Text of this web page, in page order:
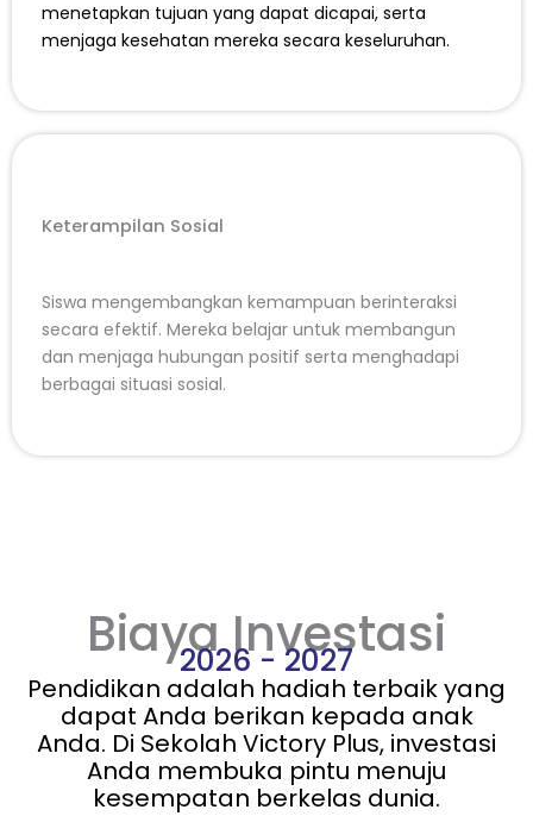
menetapkan tujuan yang dapat dicapai, serta
menjaga kesehatan mereka secara keseluruhan.
Keterampilan Sosial
Siswa mengembangkan kemampuan berinteraksi
secara efektif. Mereka belajar untuk membangun
dan menjaga hubungan positif serta menghadapi
berbagai situasi sosial.
Biaya Investasi
2026 - 2027
Pendidikan adalah hadiah terbaik yang
dapat Anda berikan kepada anak
Anda. Di Sekolah Victory Plus, investasi
Anda membuka pintu menuju
kesempatan berkelas dunia.